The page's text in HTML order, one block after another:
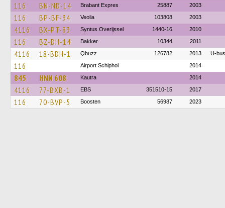
116 BN-ND-14 Brabant Expres 25887 2003
116 BP-BF-34 Veolia 103808 2003
4116 BX-PT-83 Syntus Overijssel 1440-16 2010
116 BZ-DH-14 Bakker 10344 2011
4116 18-BDH-1 Qbuzz 126782 2013 U-bus
116 Airport Schiphol 2014
845 HNN 608 Kautra 2014
4116 77-BXB-1 EBS 351510-15 2017
116 70-BVP-5 Boosten 56987 2023